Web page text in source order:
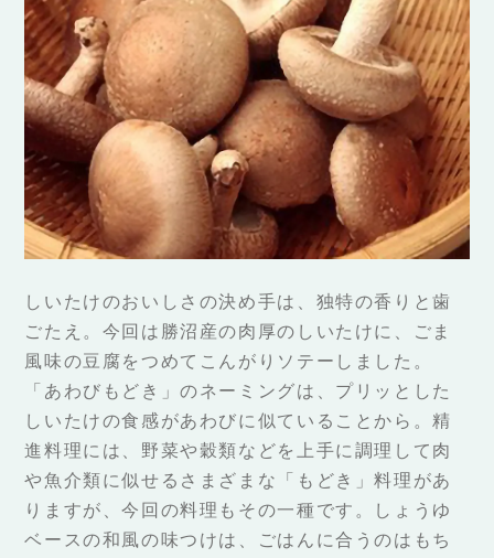
しいたけのおいしさの決め手は、独特の香りと歯
ごたえ。今回は勝沼産の肉厚のしいたけに、ごま
風味の豆腐をつめてこんがりソテーしました。
「あわびもどき」のネーミングは、プリッとした
しいたけの食感があわびに似ていることから。精
進料理には、野菜や穀類などを上手に調理して肉
や魚介類に似せるさまざまな「もどき」料理があ
りますが、今回の料理もその一種です。しょうゆ
ベースの和風の味つけは、ごはんに合うのはもち